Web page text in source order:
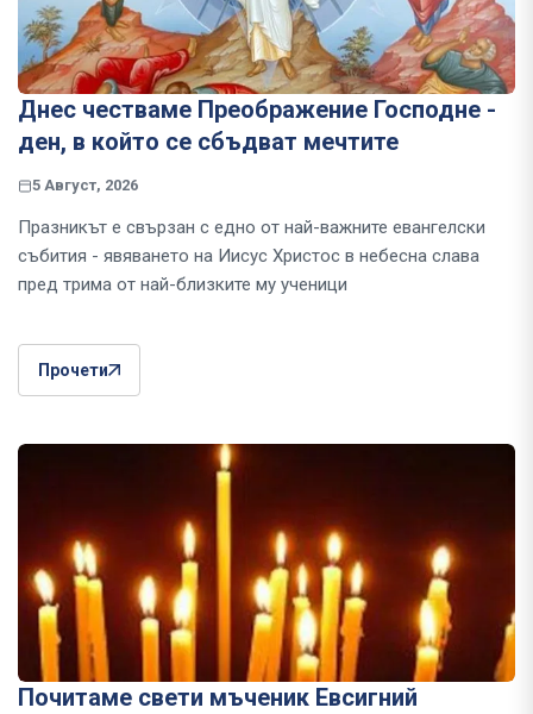
Днес честваме Преображение Господне -
ден, в който се сбъдват мечтите
5 Август, 2026
Празникът е свързан с едно от най-важните евангелски
събития - явяването на Иисус Христос в небесна слава
пред трима от най-близките му ученици
Прочети
Почитаме свети мъченик Евсигний